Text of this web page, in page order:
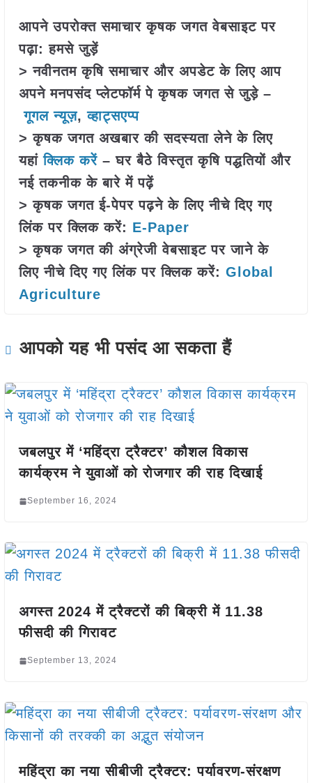
आपने उपरोक्त समाचार कृषक जगत वेबसाइट पर
पढ़ा: हमसे जुड़ें
> नवीनतम कृषि समाचार और अपडेट के लिए आप
अपने मनपसंद प्लेटफॉर्म पे कृषक जगत से जुड़े –
गूगल न्यूज़,व्हाट्सएप्प
> कृषक जगत अखबार की सदस्यता लेने के लिए
यहांक्लिक करें– घर बैठे विस्तृत कृषि पद्धतियों और
नई तकनीक के बारे में पढ़ें
> कृषक जगत ई-पेपर पढ़ने के लिए नीचे दिए गए
लिंक पर क्लिक करें: E-Paper
> कृषक जगत की अंग्रेजी वेबसाइट पर जाने के
लिए नीचे दिए गए लिंक पर क्लिक करें: Global
Agriculture
आपको यह भी पसंद आ सकता हैं
जबलपुर में ‘महिंद्रा ट्रैक्टर’ कौशल विकास
कार्यक्रम ने युवाओं को रोजगार की राह दिखाई
September 16, 2024
अगस्त 2024 में ट्रैक्टरों की बिक्री में 11.38
फीसदी की गिरावट
September 13, 2024
महिंद्रा का नया सीबीजी ट्रैक्टर: पर्यावरण-संरक्षण